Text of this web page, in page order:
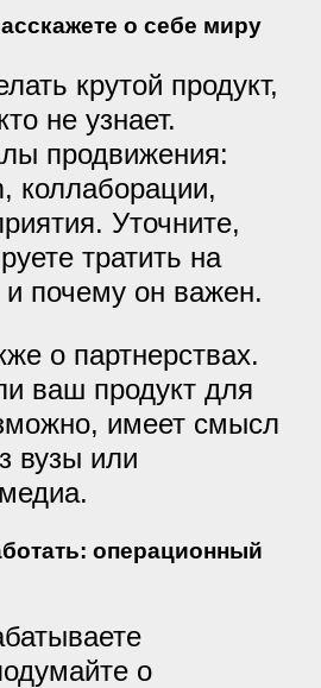
о себе миру
крутой продукт,
не узнает.
продвижения:
коллаборации,
Уточните,
тратить на
почему он важен.
о партнерствах.
ваш продукт для
имеет смысл
вузы или
операционный
о